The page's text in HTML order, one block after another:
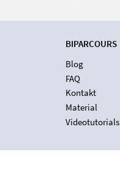
BIPARCOURS
Blog
FAQ
Kontakt
Material
Videotutorials